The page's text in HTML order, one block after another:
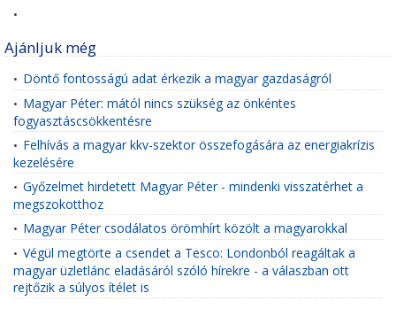
•
Ajánljuk még
• Döntő fontosságú adat érkezik a magyar gazdaságról
• Magyar Péter: mától nincs szükség az önkéntes
fogyasztáscsökkentésre
• Felhívás a magyar kkv-szektor összefogására az energiakrízis
kezelésére
• Győzelmet hirdetett Magyar Péter - mindenki visszatérhet a
megszokotthoz
• Magyar Péter csodálatos örömhírt közölt a magyarokkal
• Végül megtörte a csendet a Tesco: Londonból reagáltak a
magyar üzletlánc eladásáról szóló hírekre - a válaszban ott
rejtőzik a súlyos ítélet is